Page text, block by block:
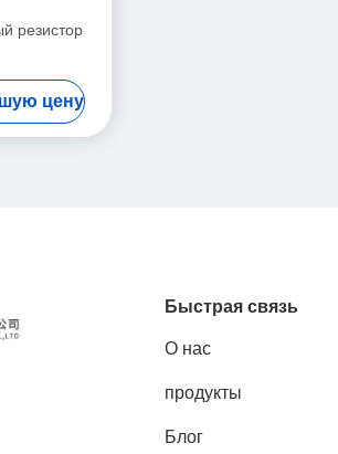
резистор
цену
Быстрая связь
О нас
продукты
Блог